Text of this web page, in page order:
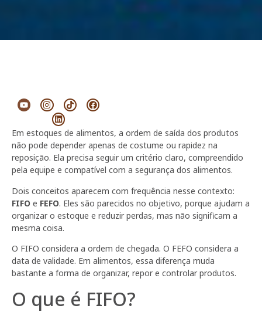
Em estoques de alimentos, a ordem de saída dos produtos
não pode depender apenas de costume ou rapidez na
reposição. Ela precisa seguir um critério claro, compreendido
pela equipe e compatível com a segurança dos alimentos.
Dois conceitos aparecem com frequência nesse contexto:
FIFO e FEFO. Eles são parecidos no objetivo, porque ajudam a
organizar o estoque e reduzir perdas, mas não significam a
mesma coisa.
O FIFO considera a ordem de chegada. O FEFO considera a
data de validade. Em alimentos, essa diferença muda
bastante a forma de organizar, repor e controlar produtos.
O que é FIFO?